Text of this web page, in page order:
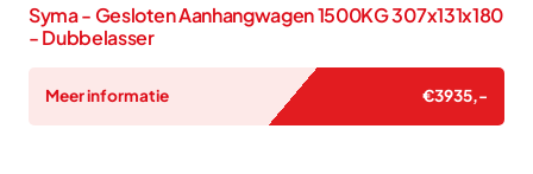
Syma - Gesloten Aanhangwagen 1500KG 307x131x180
- Dubbelasser
Meer informatie €3935,-